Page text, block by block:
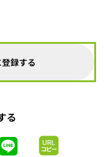
録する
る